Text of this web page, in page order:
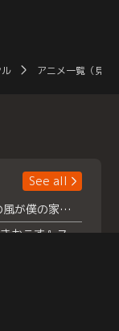
アニメ一覧（見放
See all
浮所飛貴主演！ 【夏色の風が僕の家にやってきた】 本日よりテラサで独占配信スタート！
『夏色の雲が恋と嵐をまきおこす』スペシャルメイキング 【Part1】2026年７月18日（土）23時30分～配信スタート！話題のシーンの裏側を大公開！豪華キャスト大集合！ 『武宮家 真夏の家族会議』開催！